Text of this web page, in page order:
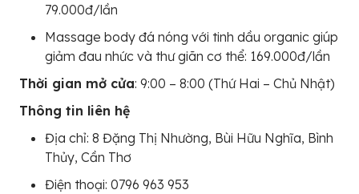
79.000đ/lần
Massage body đá nóng với tinh dầu organic giúp
giảm đau nhức và thư giãn cơ thể: 169.000đ/lần
Thời gian mở cửa: 9:00 – 8:00 (Thứ Hai – Chủ Nhật)
Thông tin liên hệ
Địa chỉ: 8 Đặng Thị Nhường, Bùi Hữu Nghĩa, Bình
Thủy, Cần Thơ
Điện thoại: 0796 963 953